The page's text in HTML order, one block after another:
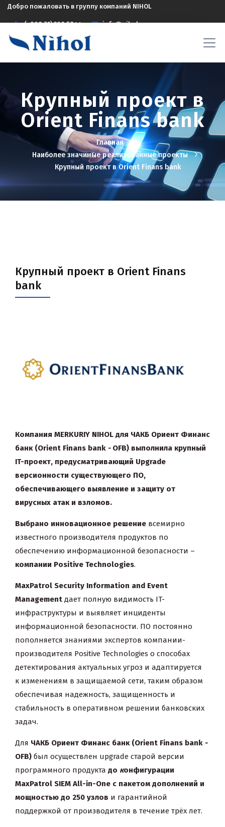
Добро пожаловать в группу компаний NIHOL
(+998 71) 208 5844 info@nihol.uz
Крупный проект в
Orient Finans bank
Главная
Наиболее значимые реализованные проекты
Крупный проект в Orient Finans bank
Крупный проект в Orient Finans
bank
Компания MERKURIY NIHOL для ЧАКБ Ориент Финанс
банк (Orient Finans bank - OFB) выполнила крупный
IT-проект, предусматривающий Upgrade
версионности существующего ПО,
обеспечивающего выявление и защиту от
вирусных атак и взломов.
Выбрано инновационное решение всемирно
известного производителя продуктов по
обеспечению информационной безопасности –
компании Positive Technologies.
MaxPatrol Security Information and Event
Management дает полную видимость IT-
инфраструктуры и выявляет инциденты
информационной безопасности. ПО постоянно
пополняется знаниями экспертов компании-
производителя Positive Technologies о способах
детектирования актуальных угроз и адаптируется
к изменениям в защищаемой сети, таким образом
обеспечивая надежность, защищенность и
стабильность в оперативном решении банковских
задач.
Для ЧАКБ Ориент Финанс банк(Orient Finans bank -
OFB) был осуществлен upgrade старой версии
программного продукта до конфигурации
MaxPatrol SIEM All-in-One с пакетом дополнений и
мощностью до 250 узлов и гарантийной
поддержкой от производителя в течение трёх лет.